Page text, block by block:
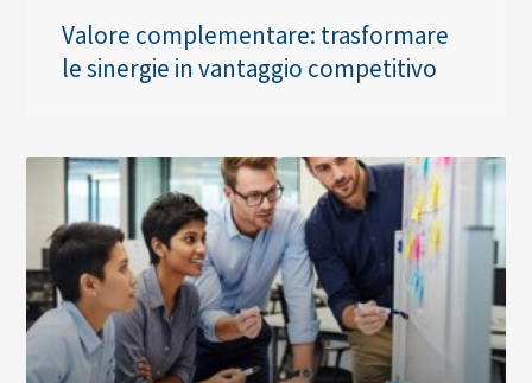
Valore complementare: trasformare
le sinergie in vantaggio competitivo